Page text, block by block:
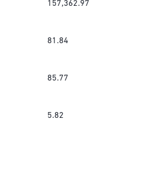
157,362.97
81.84
85.77
5.82